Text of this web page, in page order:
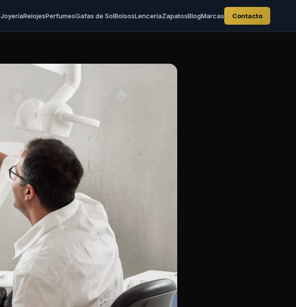
JoyeríaRelojesPerfumesGafas de SolBolsosLenceríaZapatosBlogMarcas Contacto